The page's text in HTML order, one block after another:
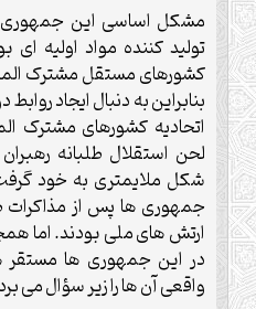
مشکل اساسی این جمهوری
تولید کننده مواد اولیه ای
کشورهای مستقل مشترک
بنابراین به دنبال ایجاد
اتحادیه کشورهای مشترک
لحن استقلال طلبانه
شکل ملایمتری به خود
جمهوری ها پس از مذاکرات
ارتش های ملی بودند. اما
در این جمهوری ها مستقر
واقعی آن ها را زیر سؤال می